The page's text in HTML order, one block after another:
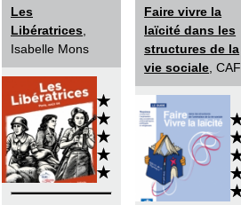
Les
Libératrices
Isabelle Mons
Faire vivre la
laïcité dans les
structures de la
vie sociale , CAF